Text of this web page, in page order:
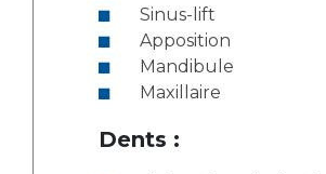
Sinus-lift
Apposition
Mandibule
Maxillaire
Dents :